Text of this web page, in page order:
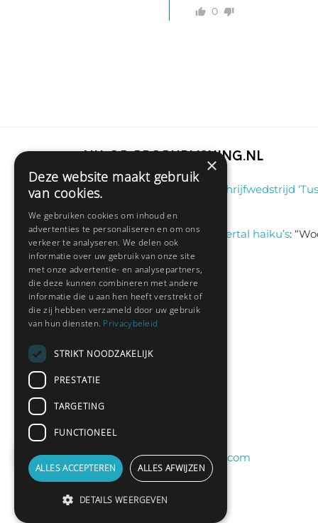
0
Nu op Propublishing.nl
on Winnaar schrijfwedstrijd
Sas schrijftonEen viertal haiku’s: “
jul 9, 13:46
Nieuwste leden:
Hedianne
Fred Sanders
yvespf
peterelferink11@gmail.com
2
×
Deze website maakt gebruik
van cookies.
We gebruiken cookies om inhoud en
advertenties te personaliseren en om ons
verkeer te analyseren. We delen ook
informatie over uw gebruik van onze site
met onze advertentie- en analysepartners,
die deze kunnen combineren met andere
informatie die u aan hen heeft verstrekt of
die zij hebben verzameld door uw gebruik
van hun diensten. Privacybeleid
STRIKT NOODZAKELIJK
PRESTATIE
TARGETING
FUNCTIONEEL
ALLES ACCEPTEREN ALLES AFWIJZEN
DETAILS WEERGEVEN